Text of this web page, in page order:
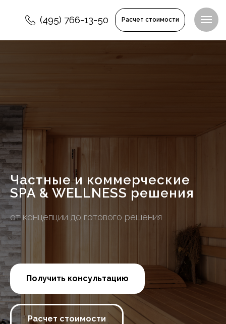
(495) 766-13-50 Расчет стоимости
Частные и коммерческие
SPA & WELLNESS решения
от концепции до готового решения
Получить консультацию
Расчет стоимости